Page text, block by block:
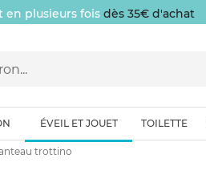
en plusieurs fois dès 35€ d'achat
ÉVEIL ET JOUET TOILETTE
trottino